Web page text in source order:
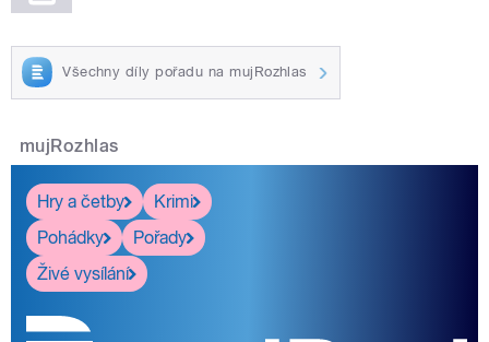
Všechny díly pořadu na mujRozhlas
mujRozhlas
Hry a četby
Krimi
Pohádky
Pořady
Živé vysílání